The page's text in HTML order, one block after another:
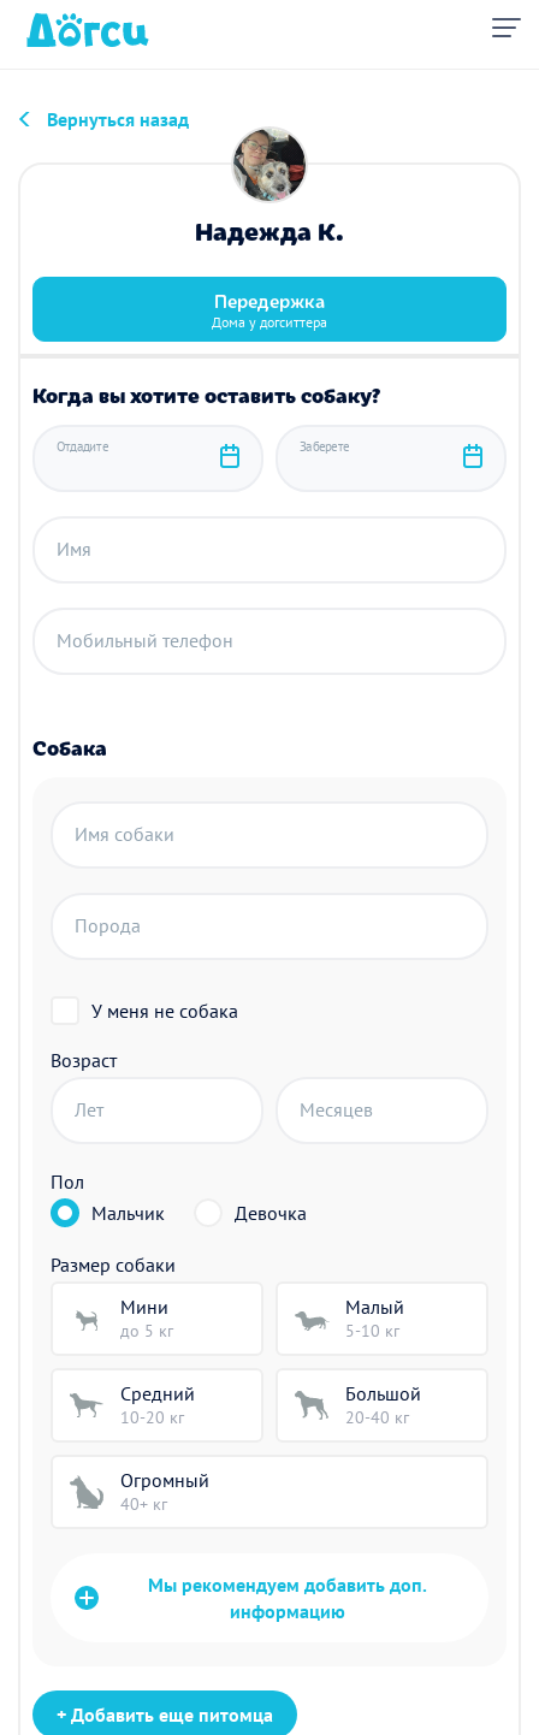
Вернуться назад
Надежда К.
Передержка
Дома у догситтера
Когда вы хотите оставить собаку?
Отдадите Заберете
Имя
Мобильный телефон
Собака
Имя собаки
Порода
У меня не собака
Возраст
Лет Месяцев
Пол
Мальчик
Девочка
Размер собаки
Мини
до 5 кг
Малый
5-10 кг
Средний
10-20 кг
Большой
20-40 кг
Огромный
40+ кг
Мы рекомендуем добавить доп.
информацию
+ Добавить еще питомца